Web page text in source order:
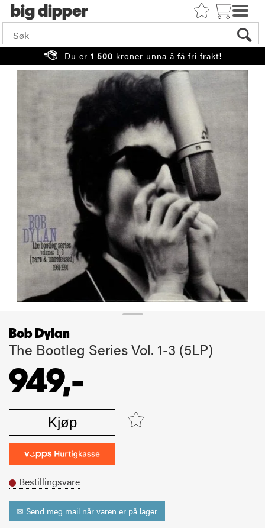
big
Du er 1 500 kroner unna å få fri frakt!
Bob Dylan
The Bootleg Series Vol. 1-3 (5LP)
949,-
Kjøp
Bestillingsvare
✉ Send meg mail når varen er på lager